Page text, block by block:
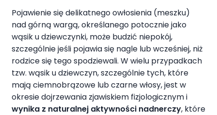
Pojawienie się delikatnego owłosienia (meszku)
nad górną wargą, określanego potocznie jako
wąsik u dziewczynki, może budzić niepokój,
szczególnie jeśli pojawia się nagle lub wcześniej, niż
rodzice się tego spodziewali. W wielu przypadkach
tzw. wąsik u dziewczyn, szczególnie tych, które
mają ciemnobrązowe lub czarne włosy, jest w
okresie dojrzewania zjawiskiem fizjologicznym i
wynika z naturalnej aktywności nadnerczy, które